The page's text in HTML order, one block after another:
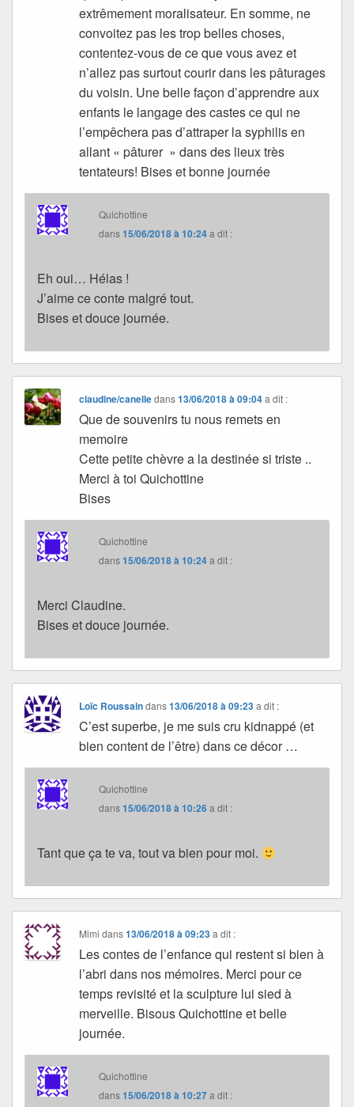
extrêmement moralisateur. En somme, ne
convoitez pas les trop belles choses,
contentez-vous de ce que vous avez et
n’allez pas surtout courir dans les pâturages
du voisin. Une belle façon d’apprendre aux
enfants le langage des castes ce qui ne
l’empêchera pas d’attraper la syphilis en
allant « pâturer » dans des lieux très
tentateurs! Bises et bonne journée
Quichottine
dans15/06/2018 à 10:24a dit :
Eh oui… Hélas !
J’aime ce conte malgré tout.
Bises et douce journée.
claudine/canelledans13/06/2018 à 09:04 a dit :
Que de souvenirs tu nous remets en
memoire
Cette petite chèvre a la destinée si triste ..
Merci à toi Quichottine
Bises
Quichottine
dans15/06/2018 à 10:24a dit :
Merci Claudine.
Bises et douce journée.
Loïc Roussaindans13/06/2018 à 09:23 a dit :
C’est superbe, je me suis cru kidnappé (et
bien content de l’être) dans ce décor …
Quichottine
dans15/06/2018 à 10:26a dit :
Tant que ça te va, tout va bien pour moi.
Mimi dans13/06/2018 à 09:23 a dit :
Les contes de l’enfance qui restent si bien à
l’abri dans nos mémoires. Merci pour ce
temps revisité et la sculpture lui sied à
merveille. Bisous Quichottine et belle
journée.
Quichottine
dans15/06/2018 à 10:27a dit :